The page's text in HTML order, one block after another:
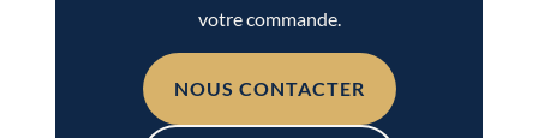
votre commande.
NOUS CONTACTER